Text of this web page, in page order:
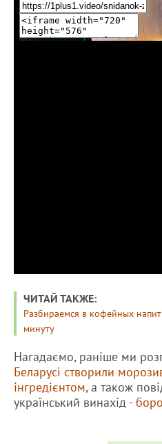
ЧИТАЙ ТАКЖЕ:
Разбираемся в кофейных
минуту
Нагадаємо, раніше ми
Беларусі створили
інгредієнтом, а також
український винахід -